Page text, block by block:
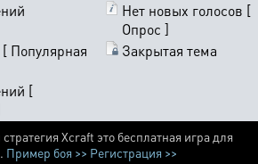
Нет новых голосов [
Опрос ]
Популярная
Закрытая тема
[
Xcraft это бесплатная игра для
Пример боя >> Регистрация >>